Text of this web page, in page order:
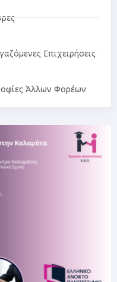
Επιχειρήσεις
Άλλων Φορέων